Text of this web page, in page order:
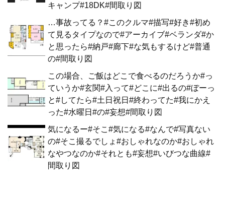
キャンプ#18DK#間取り図
…事故ってる？#このクルマ#描写#好き#初め
て見るタイプなので#アーカイブ#ベランダ#か
と思ったら#納戸#廊下#な気もするけど#普通
の#間取り図
この場合、ご飯はどこで食べるのだろうか#っ
ていうか#玄関#入って#どこに#出るの#ぼーっ
と#してたら#土日祝日#終わってた#我にかえ
った#水曜日#の#妄想#間取り図
気になるー#そこ#気になる#なんで#写真ない
の#そこ撮るでしょ#おしゃれなのか#おしゃれ
なやつなのか#それとも#妄想#いびつな曲線#
間取り図